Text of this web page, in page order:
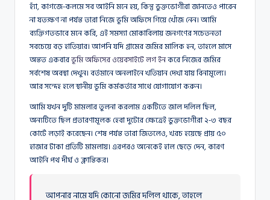
হ্যাঁ, কাগজে-কলমে সব আইনি মনে হয়, কিন্তু ভুক্তভোগীরা জানতেও পারেন
না যতক্ষণ না পর্যন্ত তারা নিজে ভূমি অফিসে গিয়ে খোঁজ নেন। আমি
ব্যক্তিগতভাবে মনে করি, এই সমস্যা মোকাবিলায় জনগণের সচেতনতা
সবচেয়ে বড় হাতিয়ার। আপনি যদি গ্রামের জমির মালিক হন, তাহলে মাসে
অন্তত একবারভূমি অফিসের ওয়েবসাইটে লগ ইনকরে নিজের জমির
সর্বশেষ অবস্থা দেখুন। বর্তমানে অনলাইনে খতিয়ান দেখা যায় বিনামূল্যে।
আর সন্দেহ হলে স্থানীয় ভূমি কর্মকর্তার সাথে যোগাযোগ করুন।
আমি যখন দুটি মামলার তুলনা করলাম একটিতে জাল দলিল ছিল,
অন্যটিতে ছিল প্রতারণামূলক হেবা দুটোর ক্ষেত্রেই ভুক্তভোগীরা ২-৩ বছর
কোর্টে লড়াই করেছেন। শেষ পর্যন্ত তারা জিতলেও, খরচ হয়েছে প্রায় ৫০
হাজার টাকা প্রতিটি মামলায়। এরপরও অনেকেই হাল ছেড়ে দেন, কারণ
আইনি পথ দীর্ঘ ও ক্লান্তিকর।
আপনার নামে যদি কোনো জমির দলিল থাকে, তাহলে